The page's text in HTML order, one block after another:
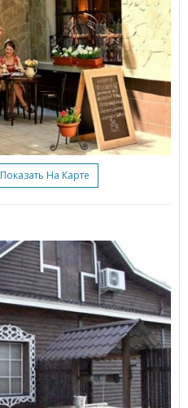
Показать На Карте